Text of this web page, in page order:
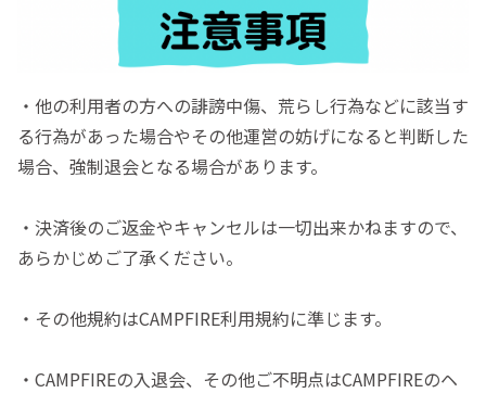
・他の利用者の方への誹謗中傷、荒らし行為などに該当す
る行為があった場合やその他運営の妨げになると判断した
場合、強制退会となる場合があります。
・決済後のご返金やキャンセルは一切出来かねますので、
あらかじめご了承ください。
・その他規約はCAMPFIRE利用規約に準じます。
・CAMPFIREの入退会、その他ご不明点はCAMPFIREのヘ